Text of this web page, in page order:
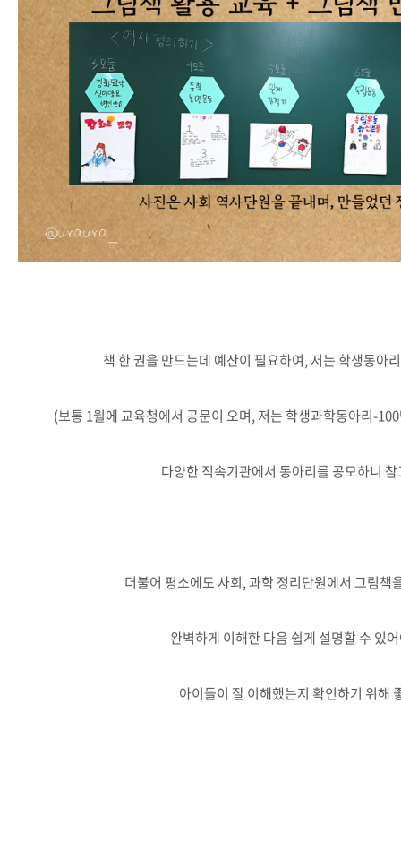
책 한 권을 만드는데 예산이 필요하여, 저는 학생동아
(보통 1월에 교육청에서 공문이 오며, 저는 학생과학동아리-
다양한 직속기관에서 동아리를 공모하니
더불어 평소에도 사회, 과학 정리단원에서 그림책
완벽하게 이해한 다음 쉽게 설명할 수 있
아이들이 잘 이해했는지 확인하기 위해